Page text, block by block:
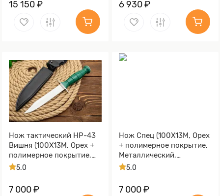
15 150 ₽ 6 930 ₽
Нож тактический НР-43
Вишня (100Х13М, Орех +
полимерное покрытие,
Металлический)
5.0
7 000 ₽
Нож Спец (100Х13М, Орех
+ полимерное покрытие,
Металлический,
Алюминий)
5.0
7 000 ₽